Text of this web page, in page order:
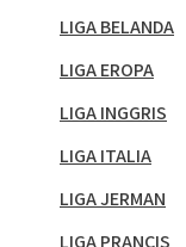
LIGA BELANDA
LIGA EROPA
LIGA INGGRIS
LIGA ITALIA
LIGA JERMAN
LIGA PRANCIS